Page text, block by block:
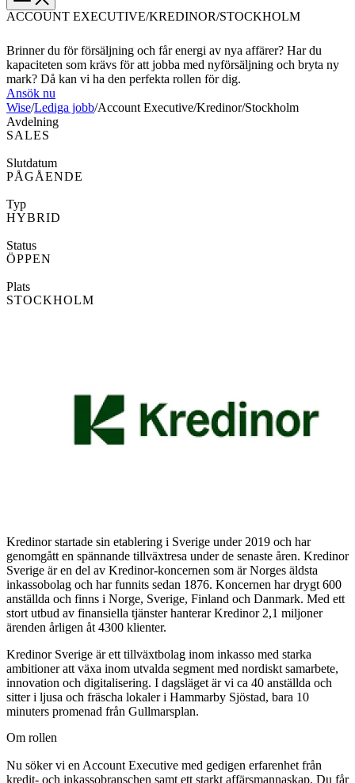
ACCOUNT EXECUTIVE/KREDINOR/STOCKHOLM
Brinner du för försäljning och får energi av nya affärer? Har du
kapaciteten som krävs för att jobba med nyförsäljning och bryta ny
mark? Då kan vi ha den perfekta rollen för dig.
Ansök nu
Wise/Lediga jobb/Account Executive/Kredinor/Stockholm
Avdelning
SALES
Slutdatum
PÅGÅENDE
Typ
HYBRID
Status
ÖPPEN
Plats
STOCKHOLM
Kredinor startade sin etablering i Sverige under 2019 och har
genomgått en spännande tillväxtresa under de senaste åren. Kredinor
Sverige är en del av Kredinor-koncernen som är Norges äldsta
inkassobolag och har funnits sedan 1876. Koncernen har drygt 600
anställda och finns i Norge, Sverige, Finland och Danmark. Med ett
stort utbud av finansiella tjänster hanterar Kredinor 2,1 miljoner
ärenden årligen åt 4300 klienter.
Kredinor Sverige är ett tillväxtbolag inom inkasso med starka
ambitioner att växa inom utvalda segment med nordiskt samarbete,
innovation och digitalisering. I dagsläget är vi ca 40 anställda och
sitter i ljusa och fräscha lokaler i Hammarby Sjöstad, bara 10
minuters promenad från Gullmarsplan.
Om rollen
Nu söker vi en Account Executive med gedigen erfarenhet från
kredit- och inkassobranschen samt ett starkt affärsmannaskap. Du får